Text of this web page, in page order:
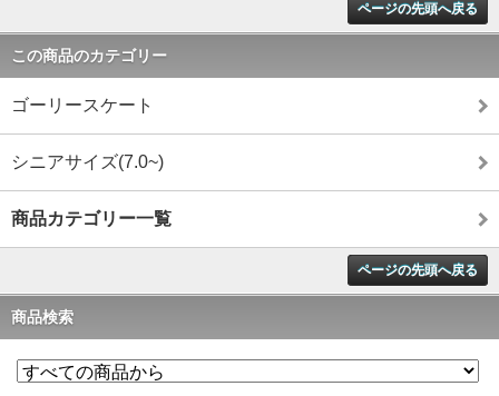
ページの先頭へ戻る
この商品のカテゴリー
ゴーリースケート
シニアサイズ(7.0~)
商品カテゴリー一覧
ページの先頭へ戻る
商品検索